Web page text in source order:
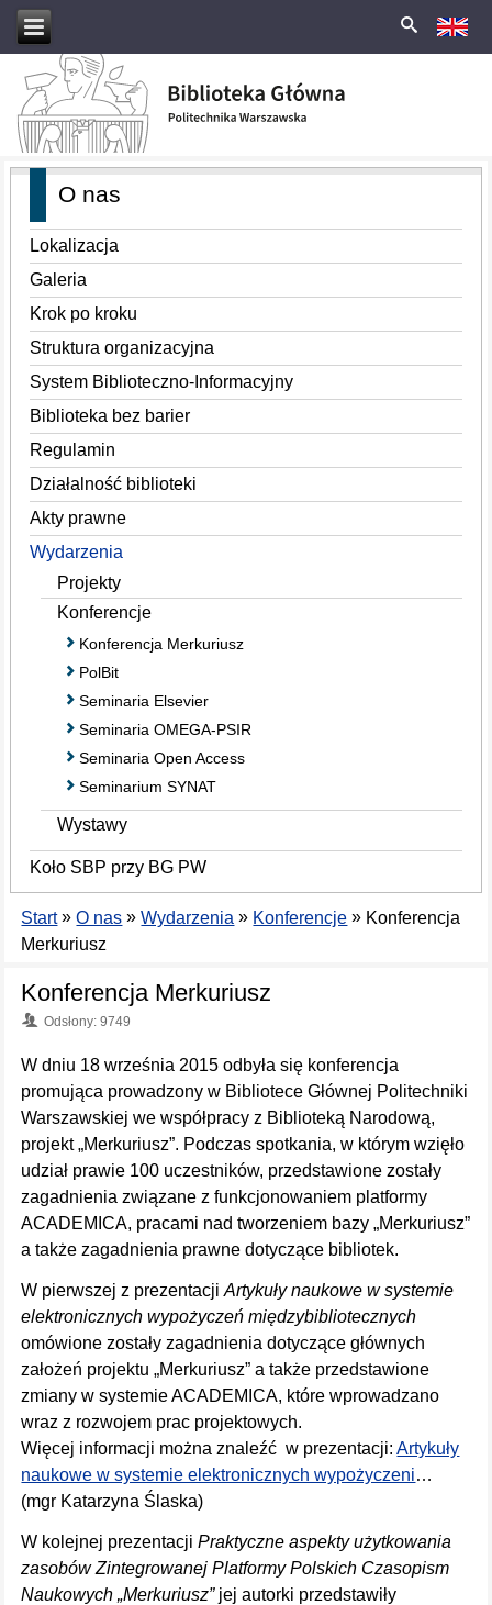
O nas
Lokalizacja
Galeria
Krok po kroku
Struktura organizacyjna
System Biblioteczno-Informacyjny
Biblioteka bez barier
Regulamin
Działalność biblioteki
Akty prawne
Wydarzenia
Projekty
Konferencje
Konferencja Merkuriusz
PolBit
Seminaria Elsevier
Seminaria OMEGA-PSIR
Seminaria Open Access
Seminarium SYNAT
Wystawy
Koło SBP przy BG PW
Start»O nas »Wydarzenia » Konferencje » Konferencja
Merkuriusz
Konferencja Merkuriusz
Odsłony: 9749
W dniu 18 września 2015 odbyła się konferencja
promująca prowadzony w Bibliotece Głównej Politechniki
Warszawskiej we współpracy z Biblioteką Narodową,
projekt „Merkuriusz”. Podczas spotkania, w którym wzięło
udział prawie 100 uczestników, przedstawione zostały
zagadnienia związane z funkcjonowaniem platformy
ACADEMICA, pracami nad tworzeniem bazy „Merkuriusz”
a także zagadnienia prawne dotyczące bibliotek.
W pierwszej z prezentacjiArtykuły naukowe w systemie
elektronicznych wypożyczeń międzybibliotecznych
omówione zostały zagadnienia dotyczące głównych
założeń projektu „Merkuriusz” a także przedstawione
zmiany w systemie ACADEMICA, które wprowadzano
wraz z rozwojem prac projektowych.
Więcej informacji można znaleźć w prezentacji:Artykuły
naukowe w systemie elektronicznych wypożyczeni…
(mgr Katarzyna Ślaska)
W kolejnej prezentacjiPraktyczne aspekty użytkowania
zasobów Zintegrowanej Platformy Polskich Czasopism
Naukowych „Merkuriusz”jej autorki przedstawiły